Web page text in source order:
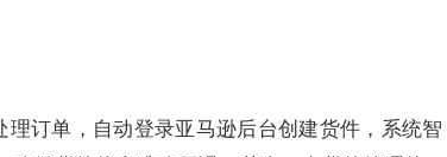
订单，自动登录亚马逊后台创建货件，系统智